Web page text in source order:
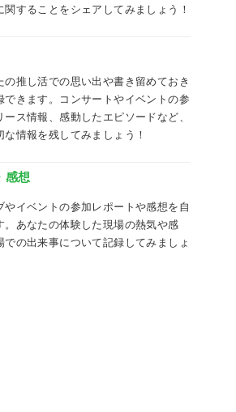
することをシェアしてみましょう！
の推し活での思い出や書き留めておき
できます。コンサートやイベントの参
ス情報、感動したエピソードなど、
情報を残してみましょう！
感想
やイベントの参加レポートや感想を自
。あなたの体験した現場の熱気や感
の出来事について記録してみましょ